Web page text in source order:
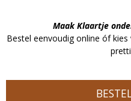
Maak Klaartje
Bestel eenvoudig online óf